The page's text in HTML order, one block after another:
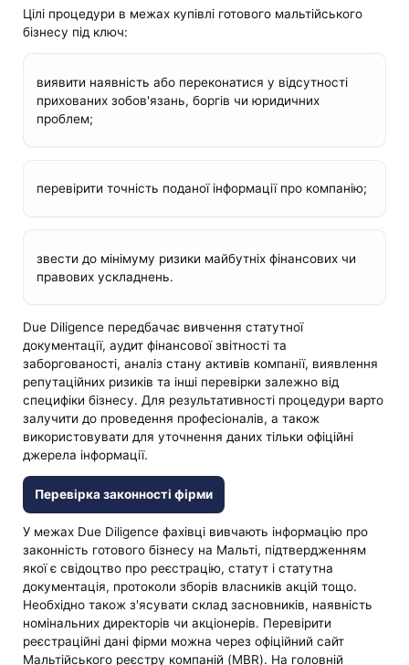
Цілі процедури в межах купівлі готового мальтійського
бізнесу під ключ:
виявити наявність або переконатися у відсутності
прихованих зобов'язань, боргів чи юридичних
проблем;
перевірити точність поданої інформації про компанію;
звести до мінімуму ризики майбутніх фінансових чи
правових ускладнень.
Due Diligence передбачає вивчення статутної
документації, аудит фінансової звітності та
заборгованості, аналіз стану активів компанії, виявлення
репутаційних ризиків та інші перевірки залежно від
специфіки бізнесу. Для результативності процедури варто
залучити до проведення професіоналів, а також
використовувати для уточнення даних тільки офіційні
джерела інформації.
Перевірка законності фірми
У межах Due Diligence фахівці вивчають інформацію про
законність готового бізнесу на Мальті, підтвердженням
якої є свідоцтво про реєстрацію, статут і статутна
документація, протоколи зборів власників акцій тощо.
Необхідно також з'ясувати склад засновників, наявність
номінальних директорів чи акціонерів. Перевірити
реєстраційні дані фірми можна через офіційний сайт
Мальтійського реєстру компаній (MBR). На головній